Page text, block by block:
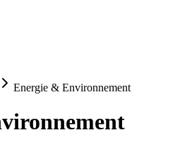
Energie & Environnement